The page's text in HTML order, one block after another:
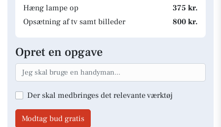
Hæng lampe op
375 kr.
Opsætning af tv samt billeder
800 kr.
Opret en opgave
Der skal medbringes det relevante værktøj
Modtag bud gratis